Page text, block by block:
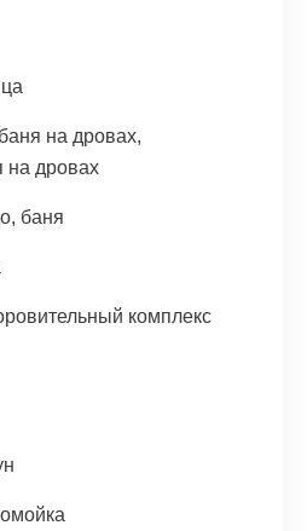
на дровах,
на дровах
баня
комплекс